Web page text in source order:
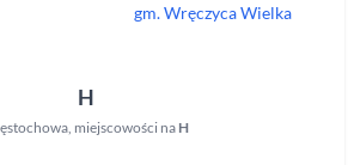
gm.Wręczyca Wielka
H
, miejscowości na H